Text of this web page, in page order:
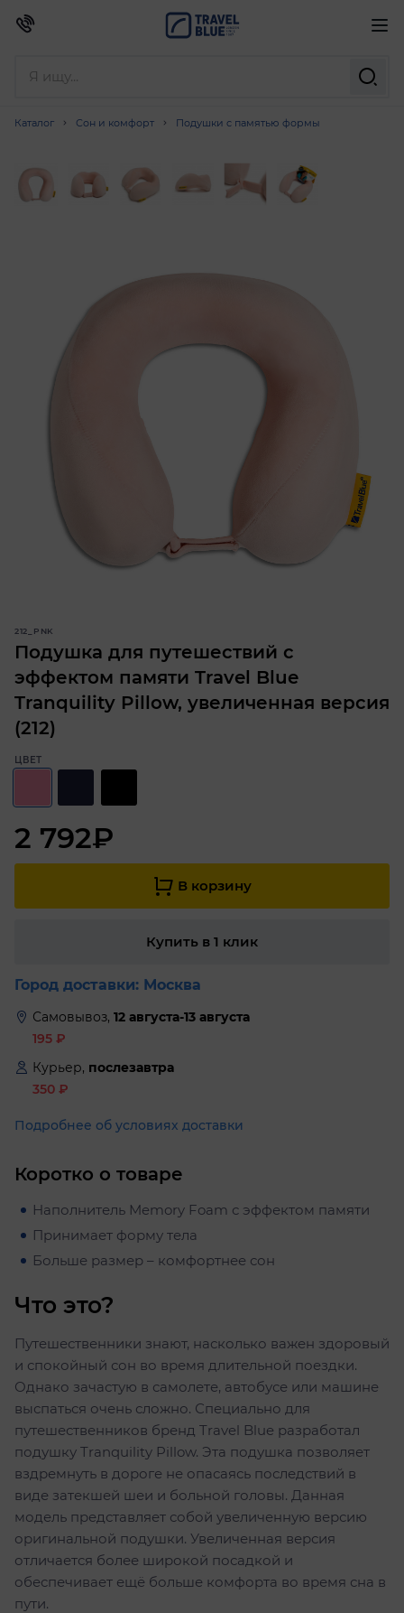
Каталог Сон и комфорт Подушки с памятью формы
212_PNK
Подушка для путешествий с
эффектом памяти Travel Blue
Tranquility Pillow, увеличенная версия
(212)
ЦВЕТ
2 792₽
В корзину
Купить в 1 клик
Город доставки: Москва
Самовывоз, 12 августа-13 августа
195 ₽
Курьер, послезавтра
350 ₽
Подробнее об условиях доставки
Коротко о товаре
Наполнитель Memory Foam с эффектом памяти
Принимает форму тела
Больше размер – комфортнее сон
Что это?
Путешественники знают, насколько важен здоровый
и спокойный сон во время длительной поездки.
Однако зачастую в самолете, автобусе или машине
выспаться очень сложно. Специально для
путешественников бренд Travel Blue разработал
подушку Tranquility Pillow. Эта подушка позволяет
вздремнуть в дороге не опасаясь последствий в
виде затекшей шеи и больной головы. Данная
модель представляет собой увеличенную версию
оригинальной подушки. Увеличенная версия
отличается более широкой посадкой и
обеспечивает ещё больше комфорта во время сна в
пути.